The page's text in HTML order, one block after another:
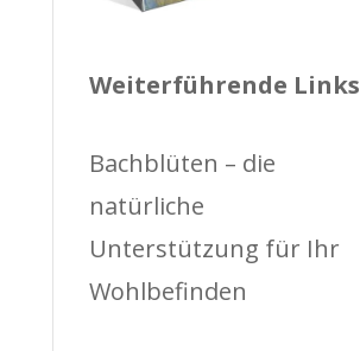
Weiterführende Links
Bachblüten – die
natürliche
Unterstützung für Ihr
Wohlbefinden